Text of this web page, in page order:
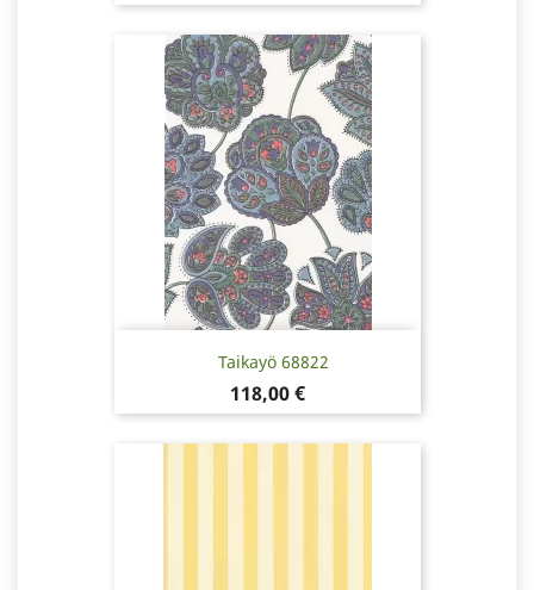
Taikayö 68822
Hinta
118,00 €